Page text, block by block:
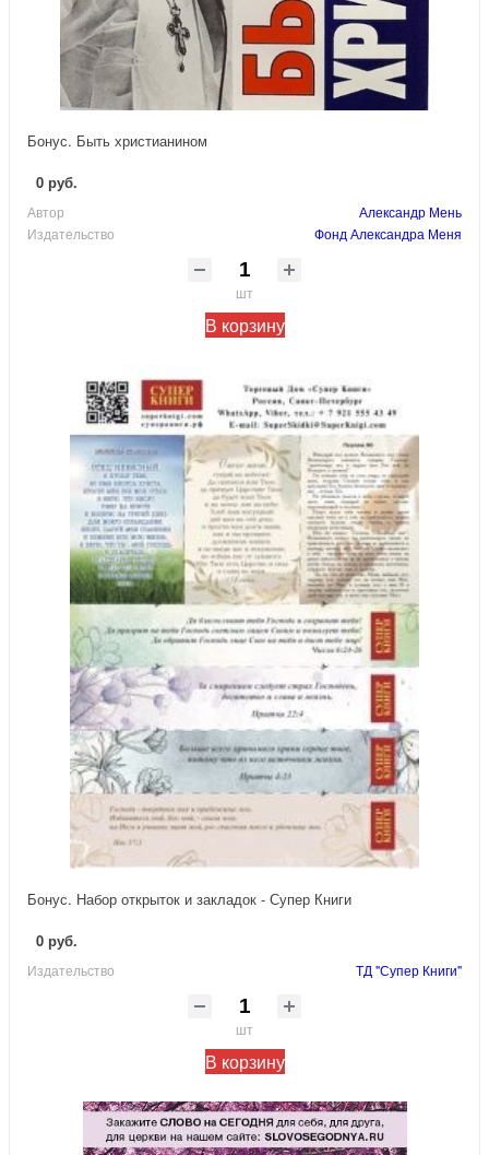
Бонус. Быть христианином
0 руб.
Автор
Александр Мень
Издательство
Фонд Александра Меня
шт
В корзину
Бонус. Набор открыток и закладок - Супер Книги
0 руб.
Издательство ТД "Супер Книги"
шт
В корзину